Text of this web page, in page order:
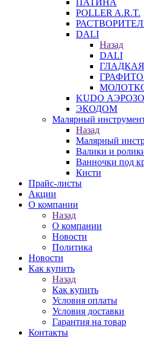
ПАТИНА
POLLER A.R.T.
DALI
Назад
DALI
ГЛАДКАЯ
KUDO
ЭКОДОМ
Малярный
Назад
Малярный
Валики и
Ванночки под
Кисти
Прайс-листы
Акции
О компании
Назад
О компании
Новости
Политика
Новости
Как купить
Назад
Как купить
Условия оплаты
Условия доставки
Гарантия на товар
Контакты